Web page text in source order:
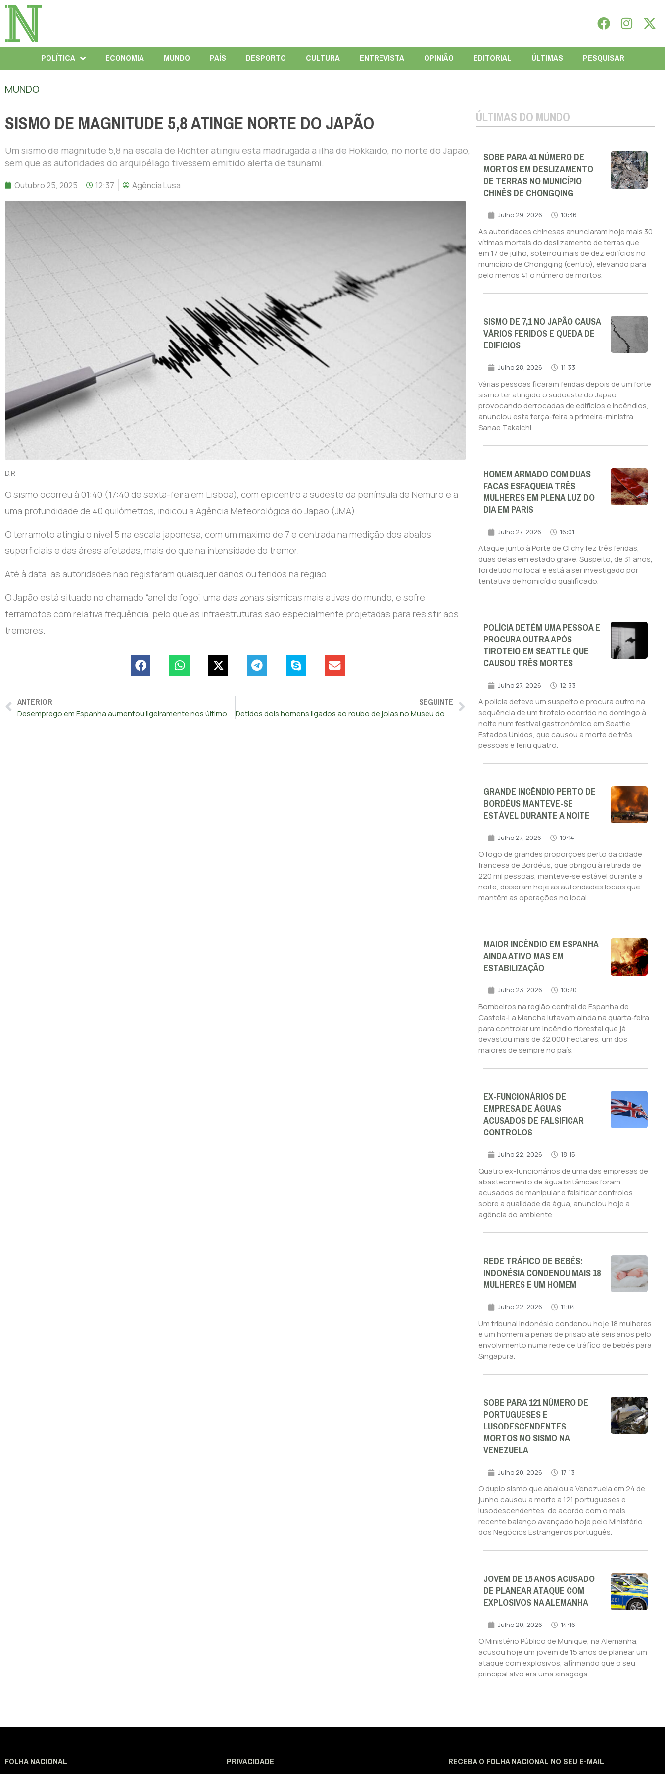
POLÍTICA ECONOMIA MUNDO PAÍS DESPORTO CULTURA ENTREVISTA OPINIÃO EDITORIAL ÚLTIMAS PESQUISAR
MUNDO
SISMO DE MAGNITUDE 5,8 ATINGE NORTE DO JAPÃO
Um sismo de magnitude 5,8 na escala de Richter atingiu esta madrugada a ilha de Hokkaido, no norte do Japão,
sem que as autoridades do arquipélago tivessem emitido alerta de tsunami.
Outubro 25, 2025 12:37 Agência Lusa
D.R
O sismo ocorreu à 01:40 (17:40 de sexta-feira em Lisboa), com epicentro a sudeste da península de Nemuro e a
uma profundidade de 40 quilómetros, indicou a Agência Meteorológica do Japão (JMA).
O terramoto atingiu o nível 5 na escala japonesa, com um máximo de 7 e centrada na medição dos abalos
superficiais e das áreas afetadas, mais do que na intensidade do tremor.
Até à data, as autoridades não registaram quaisquer danos ou feridos na região.
O Japão está situado no chamado “anel de fogo”, uma das zonas sísmicas mais ativas do mundo, e sofre
terramotos com relativa frequência, pelo que as infraestruturas são especialmente projetadas para resistir aos
tremores.
ANTERIOR
Desemprego em Espanha aumentou ligeiramente nos últimos três meses
SEGUINTE
Detidos dois homens ligados ao roubo de joias no Museu do Louvre
ÚLTIMAS DO MUNDO
SOBE PARA 41 NÚMERO DE
MORTOS EM DESLIZAMENTO
DE TERRAS NO MUNICÍPIO
CHINÊS DE CHONGQING
Julho 29, 2026 10:36
As autoridades chinesas anunciaram hoje mais 30
vítimas mortais do deslizamento de terras que,
em 17 de julho, soterrou mais de dez edifícios no
município de Chongqing (centro), elevando para
pelo menos 41 o número de mortos.
SISMO DE 7,1 NO JAPÃO CAUSA
VÁRIOS FERIDOS E QUEDA DE
EDIFICIOS
Julho 28, 2026 11:33
Várias pessoas ficaram feridas depois de um forte
sismo ter atingido o sudoeste do Japão,
provocando derrocadas de edifícios e incêndios,
anunciou esta terça-feira a primeira-ministra,
Sanae Takaichi.
HOMEM ARMADO COM DUAS
FACAS ESFAQUEIA TRÊS
MULHERES EM PLENA LUZ DO
DIA EM PARIS
Julho 27, 2026 16:01
Ataque junto à Porte de Clichy fez três feridas,
duas delas em estado grave. Suspeito, de 31 anos,
foi detido no local e está a ser investigado por
tentativa de homicídio qualificado.
POLÍCIA DETÉM UMA PESSOA E
PROCURA OUTRA APÓS
TIROTEIO EM SEATTLE QUE
CAUSOU TRÊS MORTES
Julho 27, 2026 12:33
A polícia deteve um suspeito e procura outro na
sequência de um tiroteio ocorrido no domingo à
noite num festival gastronómico em Seattle,
Estados Unidos, que causou a morte de três
pessoas e feriu quatro.
GRANDE INCÊNDIO PERTO DE
BORDÉUS MANTEVE-SE
ESTÁVEL DURANTE A NOITE
Julho 27, 2026 10:14
O fogo de grandes proporções perto da cidade
francesa de Bordéus, que obrigou à retirada de
220 mil pessoas, manteve-se estável durante a
noite, disseram hoje as autoridades locais que
mantêm as operações no local.
MAIOR INCÊNDIO EM ESPANHA
AINDA ATIVO MAS EM
ESTABILIZAÇÃO
Julho 23, 2026 10:20
Bombeiros na região central de Espanha de
Castela‑La Mancha lutavam ainda na quarta‑feira
para controlar um incêndio florestal que já
devastou mais de 32.000 hectares, um dos
maiores de sempre no país.
EX-FUNCIONÁRIOS DE
EMPRESA DE ÁGUAS
ACUSADOS DE FALSIFICAR
CONTROLOS
Julho 22, 2026 18:15
Quatro ex-funcionários de uma das empresas de
abastecimento de água britânicas foram
acusados de manipular e falsificar controlos
sobre a qualidade da água, anunciou hoje a
agência do ambiente.
REDE TRÁFICO DE BEBÉS:
INDONÉSIA CONDENOU MAIS 18
MULHERES E UM HOMEM
Julho 22, 2026 11:04
Um tribunal indonésio condenou hoje 18 mulheres
e um homem a penas de prisão até seis anos pelo
envolvimento numa rede de tráfico de bebés para
Singapura.
SOBE PARA 121 NÚMERO DE
PORTUGUESES E
LUSODESCENDENTES
MORTOS NO SISMO NA
VENEZUELA
Julho 20, 2026 17:13
O duplo sismo que abalou a Venezuela em 24 de
junho causou a morte a 121 portugueses e
lusodescendentes, de acordo com o mais
recente balanço avançado hoje pelo Ministério
dos Negócios Estrangeiros português.
JOVEM DE 15 ANOS ACUSADO
DE PLANEAR ATAQUE COM
EXPLOSIVOS NA ALEMANHA
Julho 20, 2026 14:16
O Ministério Público de Munique, na Alemanha,
acusou hoje um jovem de 15 anos de planear um
ataque com explosivos, afirmando que o seu
principal alvo era uma sinagoga.
FOLHA NACIONAL PRIVACIDADE RECEBA O FOLHA NACIONAL NO SEU E-MAIL